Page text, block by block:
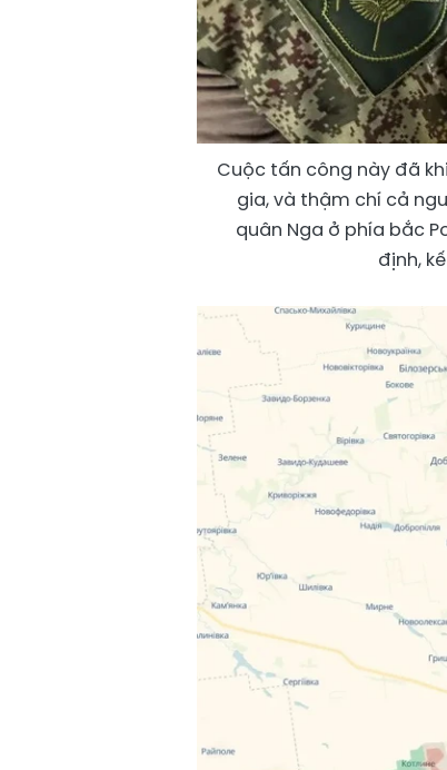
Cuộc tấn công này đã
gia, và thậm chí cả
quân Nga ở phía bắc
định,